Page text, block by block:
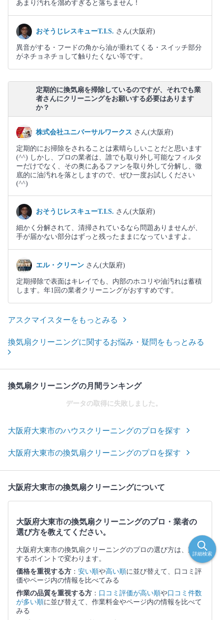
あまり汚れを溜めすぎると落ちません！
おそうじレスキューT.I.S. さん(大阪府)
異音がする・フードの角から油が垂れてくる・スイッチ部分
がネチョネチョして触りたくない等です。
定期的に換気扇を掃除しているのですが、それでも業
者さんにクリーニングをお願いする必要はあります
か？
株式会社ユニバーサルワークス さん(大阪府)
定期的にお掃除をされることは素晴らしいことだと思います
(^^) しかし、プロの業者は、誰でも取り外し可能なフィルタ
ーだけでなく、その奥にあるファンを取り外して分解し、徹
底的に油汚れを落としますので、ぜひ一度お試しください
(^^)
おそうじレスキューT.I.S. さん(大阪府)
細かく分解されて、清掃されているなら問題ありませんが、
手が届かない部分はずっと残ったままになっていますよ。
エル・クリーン さん(大阪府)
定期掃除で表面はキレイでも、内部のホコリや油汚れは蓄積
します。年1回の業者クリーニングがおすすめです。
アスクマイスターをもっとみる
換気扇クリーニングに関するお悩み・疑問をもっとみる
換気扇クリーニングの月間ランキング
データの取得に失敗しました。
大阪府大東市のハウスクリーニングのプロを探す
大阪府大東市の換気扇クリーニングのプロを探す
大阪府大東市の換気扇クリーニングについて
大阪府大東市の換気扇クリーニングのプロ・業者の
選び方を教えてください。
大阪府大東市の換気扇クリーニングのプロの選び方は、重視
するポイントで変わります。
価格を重視する方 ： 安い順や高い順に並び替えて、口コミ評
価やページ内の情報を比べてみる
作業の品質を重視する方 ： 口コミ評価が高い順や口コミ件数
が多い順に並び替えて、作業料金やページ内の情報を比べて
みる
詳細検索